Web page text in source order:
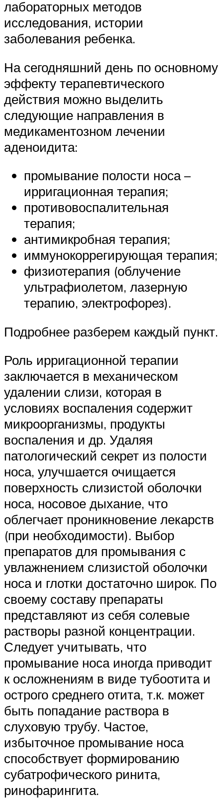
лабораторных методов
исследования, истории
заболевания ребенка.
На сегодняшний день по основному
эффекту терапевтического
действия можно выделить
следующие направления в
медикаментозном лечении
аденоидита:
промывание полости носа –
ирригационная терапия;
противовоспалительная
терапия;
антимикробная терапия;
иммунокоррегирующая терапия;
физиотерапия (облучение
ультрафиолетом, лазерную
терапию, электрофорез).
Подробнее разберем каждый пункт.
Роль ирригационной терапии
заключается в механическом
удалении слизи, которая в
условиях воспаления содержит
микроорганизмы, продукты
воспаления и др. Удаляя
патологический секрет из полости
носа, улучшается очищается
поверхность слизистой оболочки
носа, носовое дыхание, что
облегчает проникновение лекарств
(при необходимости). Выбор
препаратов для промывания с
увлажнением слизистой оболочки
носа и глотки достаточно широк. По
своему составу препараты
представляют из себя солевые
растворы разной концентрации.
Следует учитывать, что
промывание носа иногда приводит
к осложнениям в виде тубоотита и
острого среднего отита, т.к. может
быть попадание раствора в
слуховую трубу. Частое,
избыточное промывание носа
способствует формированию
субатрофического ринита,
ринофарингита.